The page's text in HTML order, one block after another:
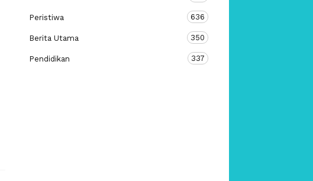
Peristiwa 636
Berita Utama 350
Pendidikan 337